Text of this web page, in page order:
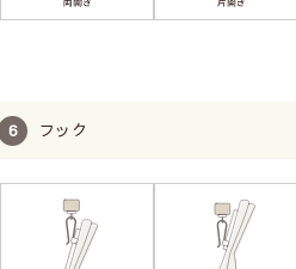
フック